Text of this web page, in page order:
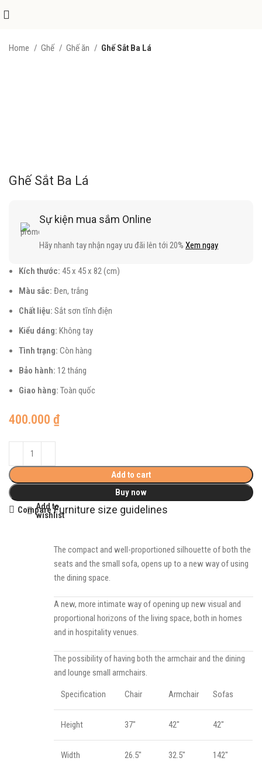
Home Ghế Ghế ăn Ghế Sắt Ba Lá
Ghế Sắt Ba Lá
Sự kiện mua sắm Online
Hãy nhanh tay nhận ngay ưu đãi lên tới 20%Xem ngay
Kích thước: 45 x 45 x 82 (cm)
Màu sắc: Đen, trắng
Chất liệu: Sắt sơn tĩnh điện
Kiểu dáng: Không tay
Tình trạng: Còn hàng
Bảo hành: 12 tháng
Giao hàng: Toàn quốc
400.000₫
Add to cart
Buy now
Compare
Add to
wishlistFurniture size guidelines
The compact and well-proportioned silhouette of both the
seats and the small sofa, opens up to a new way of using
the dining space.
A new, more intimate way of opening up new visual and
proportional horizons of the living space, both in homes
and in hospitality venues.‎
The possibility of having both the armchair and the dining
and lounge small armchairs.
Specification Chair Armchair Sofas
Height 37" 42" 42"
Width 26.5" 32.5" 142"